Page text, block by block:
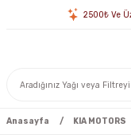
2500₺ Ve
Anasayfa KIA MOTORS